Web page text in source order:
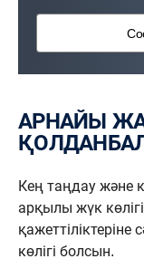
АРНАЙЫ ЖАСАЛҒАН
Кең таңдау және
арқылы жүк
көлігі болсын.